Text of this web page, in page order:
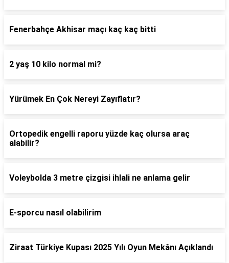
Fenerbahçe Akhisar maçı kaç kaç bitti
2 yaş 10 kilo normal mi?
Yürümek En Çok Nereyi Zayıflatır?
Ortopedik engelli raporu yüzde kaç olursa araç
alabilir?
Voleybolda 3 metre çizgisi ihlali ne anlama gelir
E-sporcu nasıl olabilirim
Ziraat Türkiye Kupası 2025 Yılı Oyun Mekânı Açıklandı